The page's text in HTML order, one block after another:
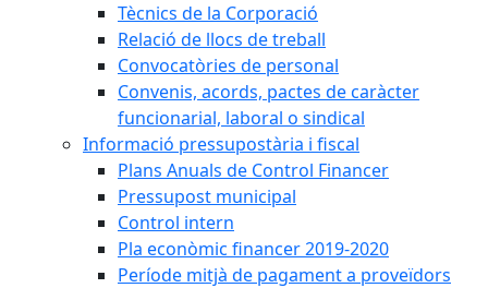
Tècnics de la Corporació
Relació de llocs de treball
Convocatòries de personal
Convenis, acords, pactes de caràcter
funcionarial, laboral o sindical
Informació pressupostària i fiscal
Plans Anuals de Control Financer
Pressupost municipal
Control intern
Pla econòmic financer 2019-2020
Període mitjà de pagament a proveïdors